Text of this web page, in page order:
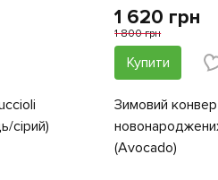
сірий)
1 620 грн
1 800 грн
Купити
Зимовий
(Avocado)